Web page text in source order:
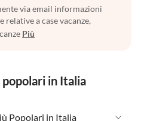
via email informazioni
relative a case vacanze,
Più
in Italia
Popolari in Italia